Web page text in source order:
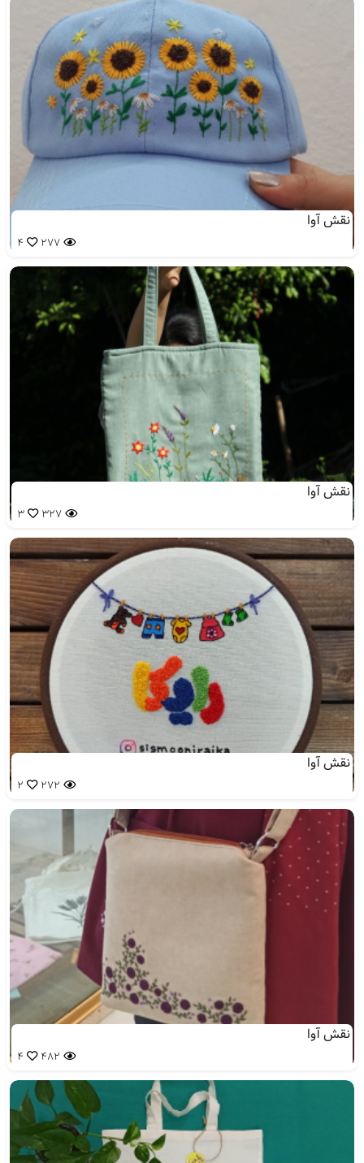
نقش آوا
277
4
نقش آوا
327
3
نقش آوا
272
2
نقش آوا
482
4